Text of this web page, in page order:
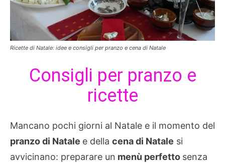
Ricette di Natale: idee e consigli per pranzo e cena di Natale
Consigli per pranzo e
ricette
Mancano pochi giorni al Natale e il momento del
pranzo di Natale e della cena di Natale si
avvicinano: preparare un menù perfetto senza